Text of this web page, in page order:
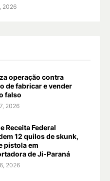
2026
operação contra
de fabricar e vender
falso
2026
Receita Federal
12 quilos de skunk,
pistola em
de Ji-Paraná
2026